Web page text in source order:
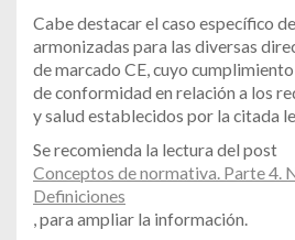
Cabe destacar el caso específico
armonizadas para las diversas
de marcado CE, cuyo
de conformidad en relación a los
y salud establecidos por la citada
Se recomienda la lectura del post
Conceptos de normativa. Parte 4.
Definiciones
, para ampliar la información.